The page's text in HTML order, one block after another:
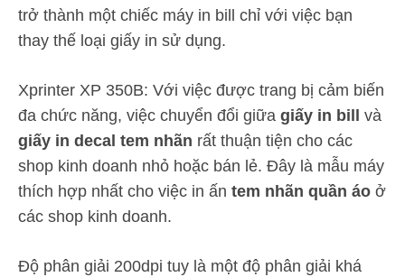
trở thành một chiếc máy in bill chỉ với việc bạn
thay thế loại giấy in sử dụng.
Xprinter XP 350B: Với việc được trang bị cảm biến
đa chức năng, việc chuyển đổi giữa giấy in bill và
giấy in decal tem nhãn rất thuận tiện cho các
shop kinh doanh nhỏ hoặc bán lẻ. Đây là mẫu máy
thích hợp nhất cho việc in ấn tem nhãn quần áo ở
các shop kinh doanh.
Độ phân giải 200dpi tuy là một độ phân giải khá